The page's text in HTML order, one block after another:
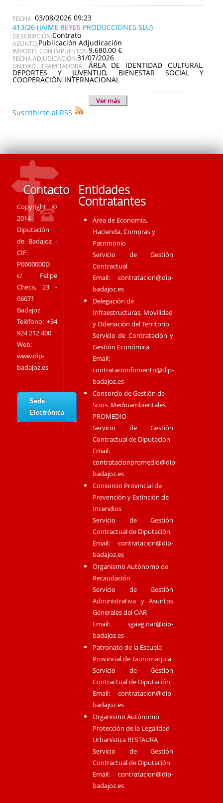
03/08/2026 09:23
413/26 (JAIME REYES PRODUCCIONES SLU)
DESCRIPCIÓN:Contrato
ASUNTO:Publicación Adjudicación
IMPORTE CON IMPUESTOS:9.680,00 €
FECHA ADJUDICACIÓN:31/07/2026
UNIDAD TRAMITADORA: ÁREA DE IDENTIDAD CULTURAL,
DEPORTES Y JUVENTUD, BIENESTAR SOCIAL Y
COOPERACIÓN INTERNACIONAL
Ver más
Suscribirse al RSS
Contacto
Copyright ©
2014
Diputación
de Badajoz -
CIF:
P0600000D
c/ Felipe
Checa, 23 -
06071
Badajoz
Teléfono: +34
924 212 400
Web:
www.dip-
badajoz.es
Sede
Electrónica
Entidades
Contratantes
Área de Economía,
Hacienda, Compras y
Patrimonio
Servicio de Gestión
Contractual
Email:contratacion@dip-
badajoz.es
Delegación de
Infraestructuras, Movilidad
y Odenación del Territorio
Servicio de Contratación y
Gestión Económica
Email:
contratacionfomento@dip-
badajoz.es
Consorcio de Gestión de
Scios. Medioambientales
PROMEDIO
Servicio de Gestión
Contractual de Diputación
Email:
contratacionpromedio@dip-
badajoz.es
Consorcio Provincial de
Prevención y Extinción de
Incendios
Servicio de Gestión
Contractual de Diputación
Email:contratacion@dip-
badajoz.es
Organismo Autónomo de
Recaudación
Servicio de Gestión
Administrativa y Asuntos
Generales del OAR
Email:sgaag.oar@dip-
badajoz.es
Patronato de la Escuela
Provincial de Tauromaquia
Servicio de Gestión
Contractual de Diputación
Email:contratacion@dip-
badajoz.es
Organismo Autónomo
Protección de la Legalidad
Urbanística RESTAURA
Servicio de Gestión
Contractual de Diputación
Email:contratacion@dip-
badajoz.es